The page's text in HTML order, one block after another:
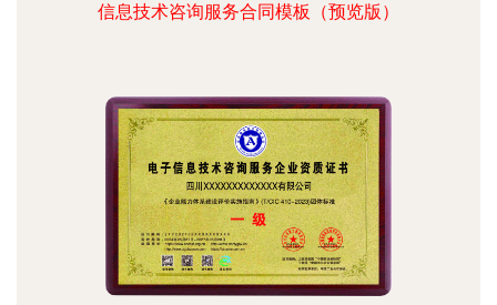
信息技术咨询服务合同模板（预览版）